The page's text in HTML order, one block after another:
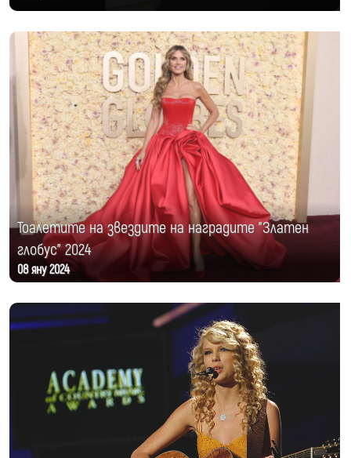
Тоалетите на звездите на наградите "Златен
глобус" 2024
08 яну 2024